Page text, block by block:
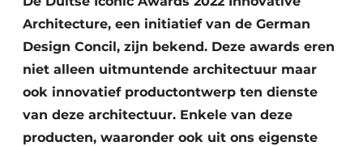
Architecture, een initiatief van de German
Design Concil, zijn bekend. Deze awards eren
niet alleen uitmuntende architectuur maar
ook innovatief productontwerp ten dienste
van deze architectuur. Enkele van deze
producten, waaronder ook uit ons eigenste